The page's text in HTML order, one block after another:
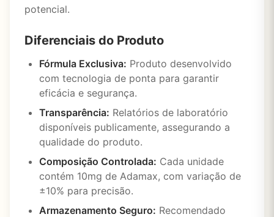
potencial.
Diferenciais do Produto
Fórmula Exclusiva: Produto desenvolvido
com tecnologia de ponta para garantir
eficácia e segurança.
Transparência: Relatórios de laboratório
disponíveis publicamente, assegurando a
qualidade do produto.
Composição Controlada: Cada unidade
contém 10mg de Adamax, com variação de
±10% para precisão.
Armazenamento Seguro: Recomendado